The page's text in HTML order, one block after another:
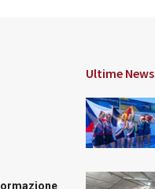
Ultime News